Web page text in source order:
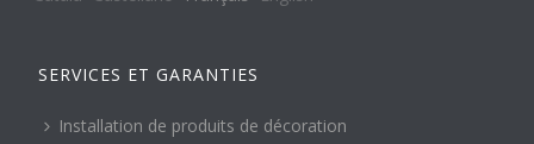
SERVICES ET GARANTIES
Installation de produits de décoration